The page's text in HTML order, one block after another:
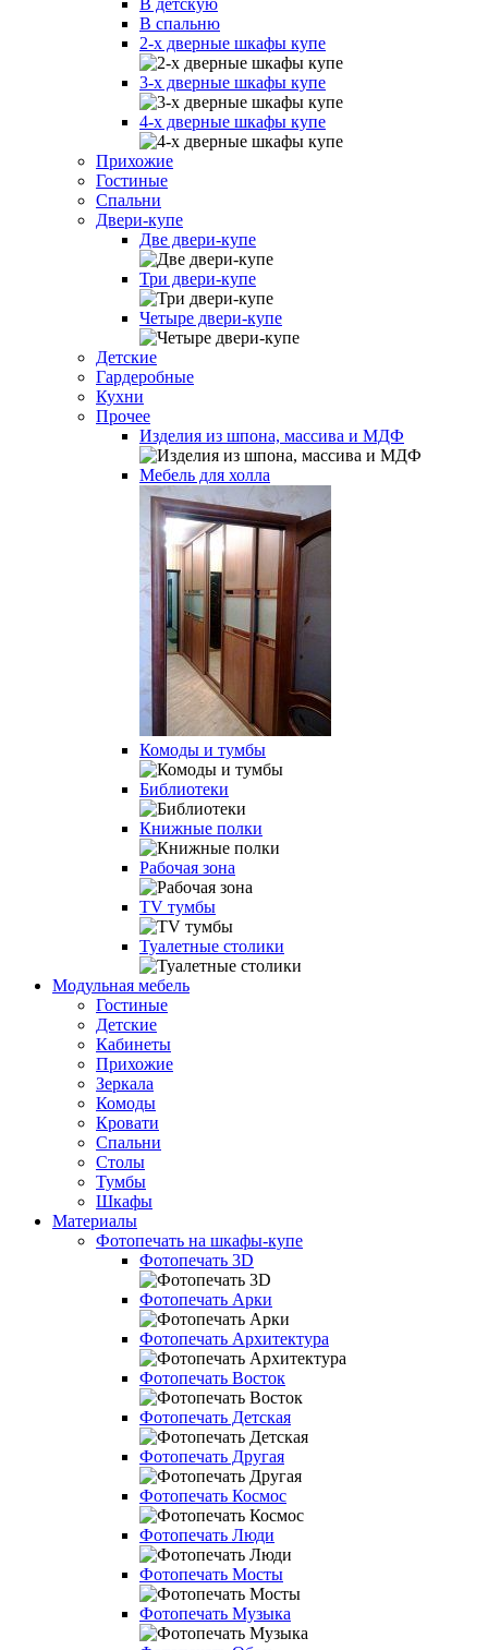
В детскую
В спальню
2-х дверные шкафы купе
3-х дверные шкафы купе
4-х дверные шкафы купе
Прихожие
Гостиные
Спальни
Двери-купе
Две двери-купе
Три двери-купе
Четыре двери-купе
Детские
Гардеробные
Кухни
Прочее
Изделия из шпона, массива и МДФ
Мебель для холла
Комоды и тумбы
Библиотеки
Книжные полки
Рабочая зона
TV тумбы
Туалетные столики
Модульная мебель
Гостиные
Детские
Кабинеты
Прихожие
Зеркала
Комоды
Кровати
Спальни
Столы
Тумбы
Шкафы
Материалы
Фотопечать на шкафы-купе
Фотопечать 3D
Фотопечать Арки
Фотопечать Архитектура
Фотопечать Восток
Фотопечать Детская
Фотопечать Другая
Фотопечать Космос
Фотопечать Люди
Фотопечать Мосты
Фотопечать Музыка